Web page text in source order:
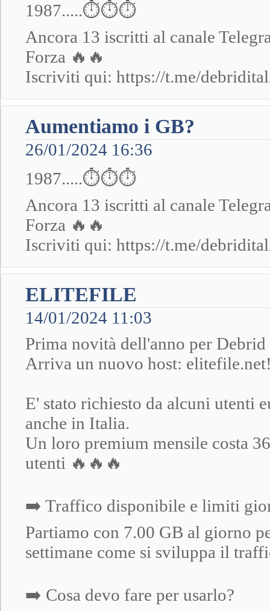
1987.....⏱⏱⏱
Ancora 13 iscritti al canale
Forza 🔥🔥
Iscriviti qui: https://t.me/
Aumentiamo i GB?
26/01/2024 16:36
1987.....⏱⏱⏱
Ancora 13 iscritti al canale
Forza 🔥🔥
Iscriviti qui: https://t.me/
ELITEFILE
14/01/2024 11:03
Prima novità dell'anno per
Arriva un nuovo host:
E' stato richiesto da alcuni utenti
anche in Italia.
Un loro premium mensile costa
utenti 🔥🔥🔥
➡️ Traffico disponibile e limiti
Partiamo con 7.00 GB al giorno
settimane come si sviluppa il
➡️ Cosa devo fare per usarlo?